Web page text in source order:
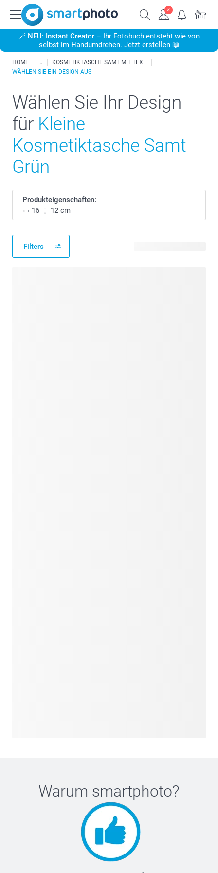
🪄 NEU: Instant Creator – Ihr Fotobuch entsteht wie von
selbst im Handumdrehen. Jetzt erstellen 📖
HOME
KOSMETIKTASCHE SAMT MIT TEXT
WÄHLEN SIE EIN DESIGN AUS
Wählen Sie Ihr Design
für Kleine
Kosmetiktasche Samt
Grün
Produkteigenschaften:
16
12 cm
Filters
Warum smartphoto?